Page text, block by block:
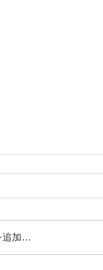
らせ
お知らせ 福井市みの
28 南越前ダイ
パーク ℡
追加…